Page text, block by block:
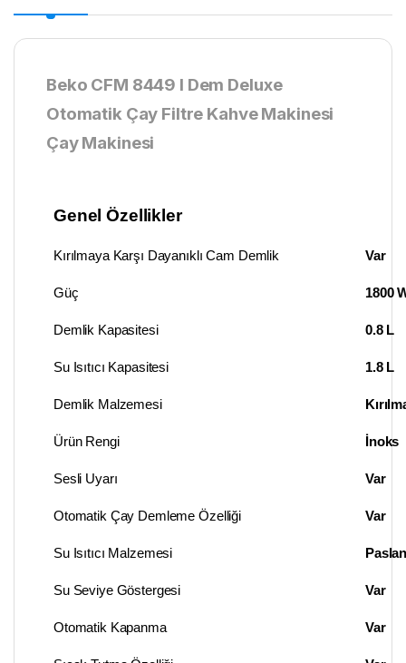
Beko CFM 8449 I Dem Deluxe
Otomatik Çay Filtre Kahve Makinesi
Çay Makinesi
Genel Özellikler
Kırılmaya Karşı Dayanıklı Cam Demlik Var
Güç 1800
Demlik Kapasitesi 0.8 L
Su Isıtıcı Kapasitesi 1.8 L
Demlik Malzemesi
Ürün Rengi İnoks
Sesli Uyarı Var
Otomatik Çay Demleme Özelliği Var
Su Isıtıcı Malzemesi
Su Seviye Göstergesi Var
Otomatik Kapanma Var